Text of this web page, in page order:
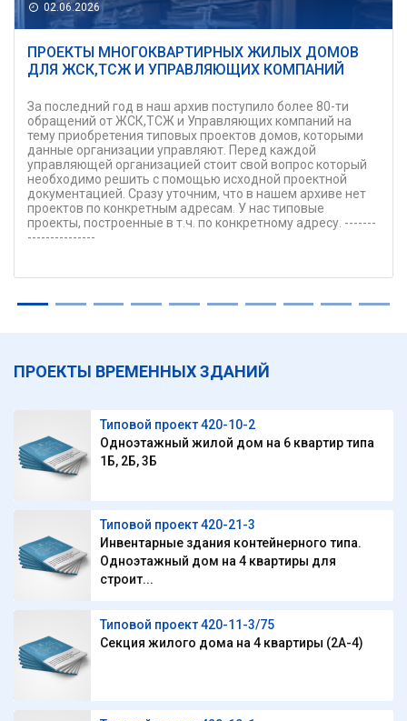
02.06.2026
ПРОЕКТЫ МНОГОКВАРТИРНЫХ ЖИЛЫХ ДОМОВ
ДЛЯ ЖСК,ТСЖ И УПРАВЛЯЮЩИХ КОМПАНИЙ
За последний год в наш архив поступило более 80-ти
обращений от ЖСК,ТСЖ и Управляющих компаний на
тему приобретения типовых проектов домов, которыми
данные организации управляют. Перед каждой
управляющей организацией стоит свой вопрос который
необходимо решить с помощью исходной проектной
документацией. Сразу уточним, что в нашем архиве нет
проектов по конкретным адресам. У нас типовые
проекты, построенные в т.ч. по конкретному адресу. -------
---------------
ПРОЕКТЫ ВРЕМЕННЫХ ЗДАНИЙ
Типовой проект 420-10-2
Одноэтажный жилой дом на 6 квартир типа
1Б, 2Б, 3Б
Типовой проект 420-21-3
Инвентарные здания контейнерного типа.
Одноэтажный дом на 4 квартиры для
строит...
Типовой проект 420-11-3/75
Секция жилого дома на 4 квартиры (2А-4)